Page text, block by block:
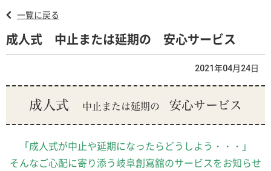
一覧に戻る
成人式 中止または延期の 安心サービス
2021年04月24日
成人式 中止または延期の 安心サービス
「成人式が中止や延期になったらどうしよう・・・」
そんなご心配に寄り添う岐阜創寫舘のサービスをお知らせ